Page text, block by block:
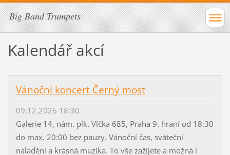
Big Band Trumpets
Kalendář akcí
Vánoční koncert Černý most
09.12.2026 18:30
Galerie 14, nám. plk. Vlčka 685, Praha 9. hraní od 18:30
do max. 20:00 bez pauzy. Vánoční čas, sváteční
naladění a krásná muzika. To vše zažijete a možná i